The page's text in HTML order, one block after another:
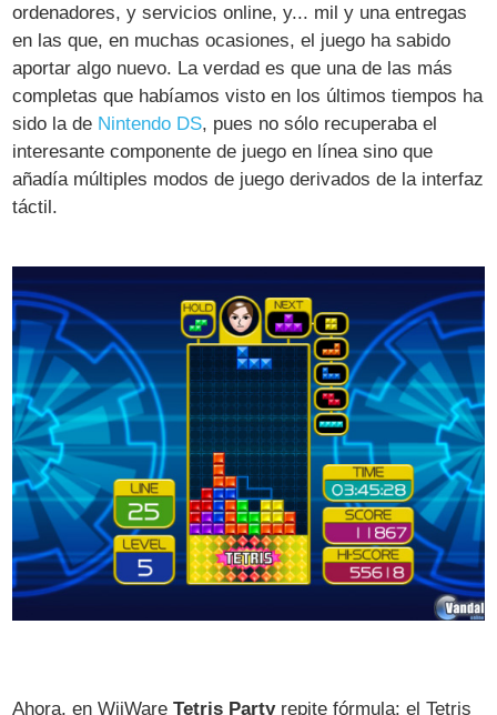
ordenadores, y servicios online, y... mil y una entregas
en las que, en muchas ocasiones, el juego ha sabido
aportar algo nuevo. La verdad es que una de las más
completas que habíamos visto en los últimos tiempos ha
sido la de Nintendo DS, pues no sólo recuperaba el
interesante componente de juego en línea sino que
añadía múltiples modos de juego derivados de la interfaz
táctil.
Ahora, en WiiWareTetris Partyrepite fórmula: el Tetris